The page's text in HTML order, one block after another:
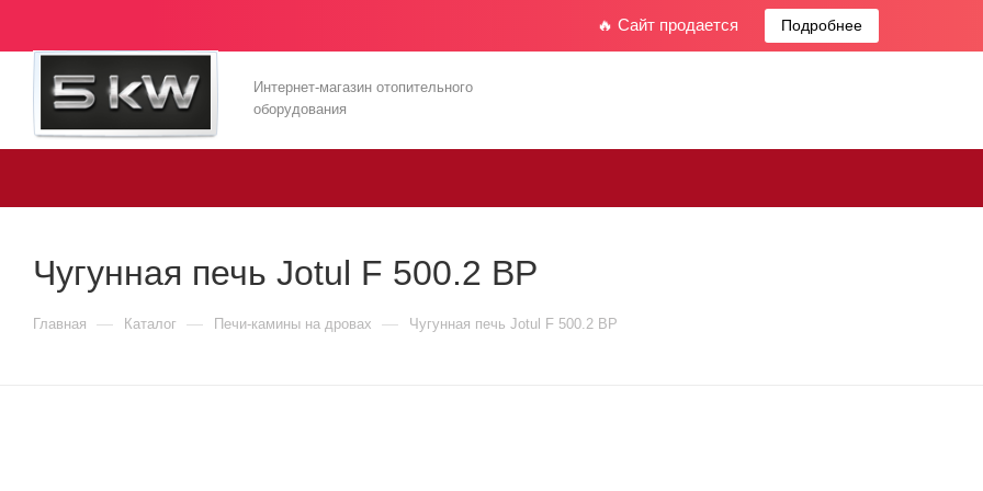
🔥 Сайт продается Подробнее
Интернет-магазин отопительного
оборудования
Чугунная печь Jotul F 500.2 BP
Главная — Каталог — Печи-камины на дровах — Чугунная печь Jotul F 500.2 BP